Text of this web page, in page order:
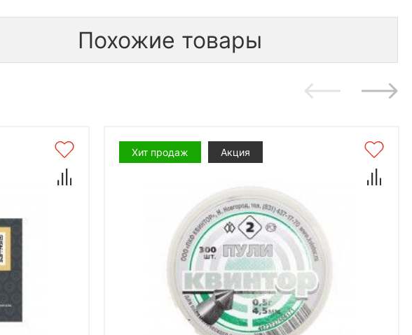
Похожие товары
Хит продаж Акция